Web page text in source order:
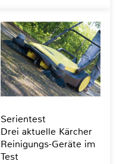
Serientest
Drei aktuelle Kärcher
Reinigungs-Geräte im
Test